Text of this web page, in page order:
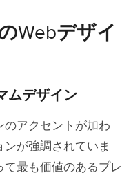
Webデザイ
ムデザイン
アクセントが加わ
が強調されていま
最も価値のあるプレ